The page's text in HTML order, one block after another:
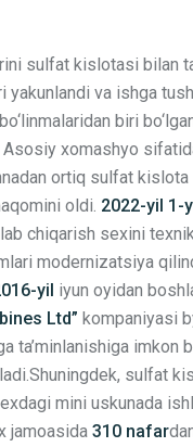
sulfat kislotasi
yakunlandi va ishga
biri
xomashyo
ortiq sulfat kislota
oldi. 2022-yil 1-
chiqarish sexini
modernizatsiya
yil iyun oyidan
Ltd” kompaniyasi
ta’minlanishiga imkon
sulfat
mini uskunada
jamoasida 310 nafar